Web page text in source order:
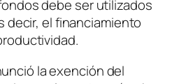
debe ser utilizados
decir, el financiamiento
la exención del